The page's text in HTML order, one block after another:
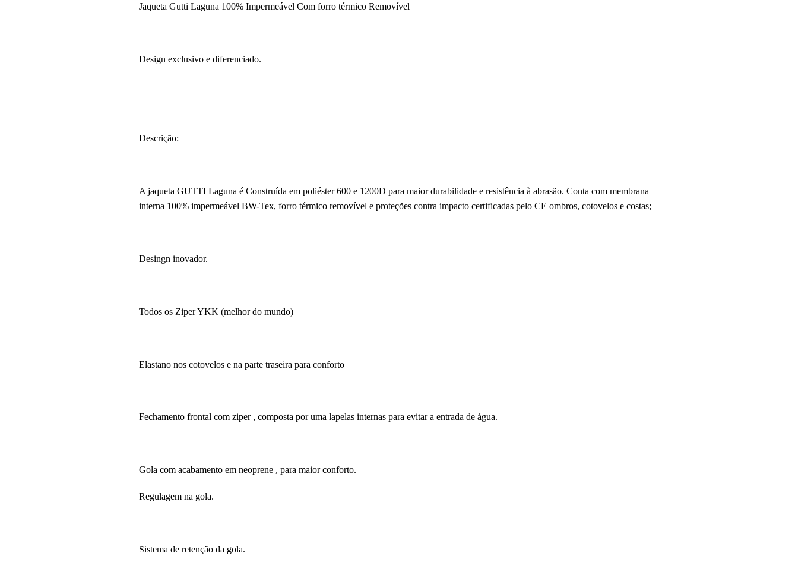
Jaqueta Gutti Laguna 100% Impermeável Com forro térmico Removível
Design exclusivo e diferenciado.
Descrição:
A jaqueta GUTTI Laguna é Construída em poliéster 600 e 1200D para maior durabilidade e resistência à abrasão. Conta com membrana
interna 100% impermeável BW-Tex, forro térmico removível e proteções contra impacto certificadas pelo CE ombros, cotovelos e costas;
Desingn inovador.
Todos os Ziper YKK (melhor do mundo)
Elastano nos cotovelos e na parte traseira para conforto
Fechamento frontal com ziper , composta por uma lapelas internas para evitar a entrada de água.
Gola com acabamento em neoprene , para maior conforto.
Regulagem na gola.
Sistema de retenção da gola.